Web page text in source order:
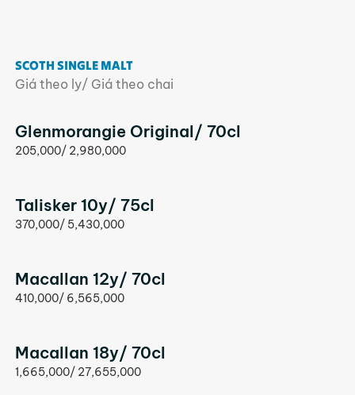
SCOTH SINGLE MALT
Giá theo ly/ Giá theo chai
Glenmorangie Original/ 70cl
205,000/ 2,980,000
Talisker 10y/ 75cl
370,000/ 5,430,000
Macallan 12y/ 70cl
410,000/ 6,565,000
Macallan 18y/ 70cl
1,665,000/ 27,655,000